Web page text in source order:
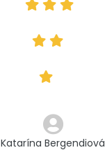
Katarína Bergendiová